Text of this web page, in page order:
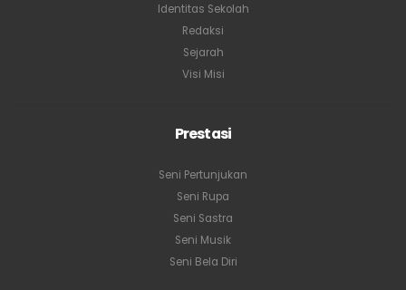
Identitas Sekolah
Redaksi
Sejarah
Visi Misi
Prestasi
Seni Pertunjukan
Seni Rupa
Seni Sastra
Seni Musik
Seni Bela Diri